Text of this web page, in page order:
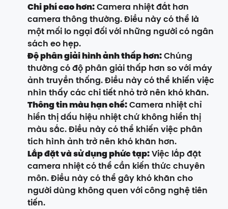
Chi phí cao hơn:Camera nhiệt đắt hơn
camera thông thường. Điều này có thể là
một mối lo ngại đối với những người có ngân
sách eo hẹp.
Độ phân giải hình ảnh thấp hơn:Chúng
thường có độ phân giải thấp hơn so với máy
ảnh truyền thống. Điều này có thể khiến việc
nhìn thấy các chi tiết nhỏ trở nên khó khăn.
Thông tin màu hạn chế:Camera nhiệt chỉ
hiển thị dấu hiệu nhiệt chứ không hiển thị
màu sắc. Điều này có thể khiến việc phân
tích hình ảnh trở nên khó khăn hơn.
Lắp đặt và sử dụng phức tạp:Việc lắp đặt
camera nhiệt có thể cần kiến thức chuyên
môn. Điều này có thể gây khó khăn cho
người dùng không quen với công nghệ tiên
tiến.